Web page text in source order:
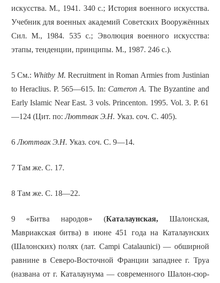
искусства. М., 1941. 340 с.; История военного искусства.
Учебник для военных академий Советских Вооружённых
Сил. М., 1984. 535 с.; Эволюция военного искусства:
этапы, тенденции, принципы. М., 1987. 246 с.).
5 См.: Whitby M.Recruitment in Roman Armies from Justinian
to Heraclius. P. 565—615. In: Cameron A.The Byzantine and
Early Islamic Near East. 3 vols. Princenton. 1995. Vol. 3. P. 61
—124 (Цит. по:Люттвак Э.Н. Указ. соч. С. 405).
6Люттвак Э.Н. Указ. соч. С. 9—14.
7 Там же. С. 17.
8 Там же. С. 18—22.
9 «Битва народов» (Каталаунская,
Шалонская,
Мавриакская битва) в июне 451 года на Каталаунских
(Шалонских) полях (лат. Campi Catalaunici) — обширной
равнине в Северо-Восточной Франции западнее г. Труа
(названа от г. Каталаунума — современного Шалон-сюр-